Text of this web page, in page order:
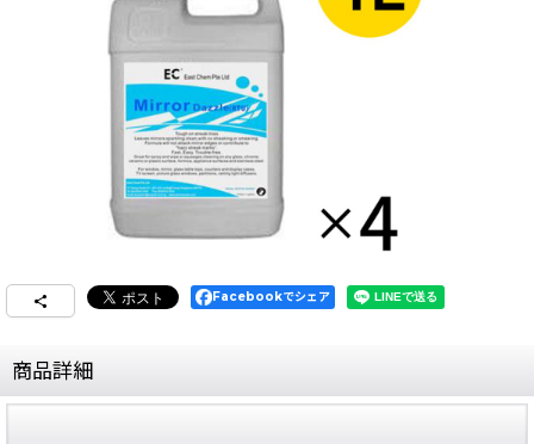
Facebookでシェア
商品詳細